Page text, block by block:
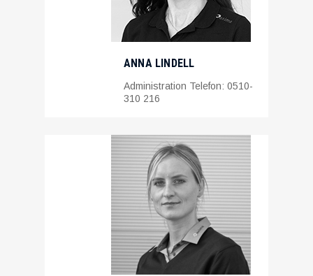
ANNA LINDELL
Administration Telefon: 0510-
310 216